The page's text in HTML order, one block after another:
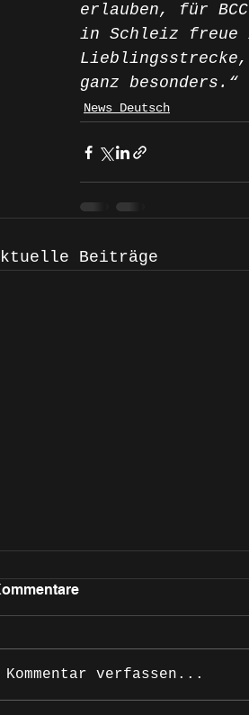
erlauben, für
in Schleiz freue
ganz besonders.“
News Deutsch
Beiträge
Kommentar verfassen...